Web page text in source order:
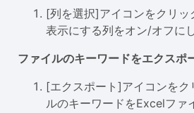
[列を選択]アイコンをクリ
表示にする列をオン/オフにし
ファイルのキーワードをエクスポ
[エクスポート]アイコンをク
ルのキーワードをExcelファ